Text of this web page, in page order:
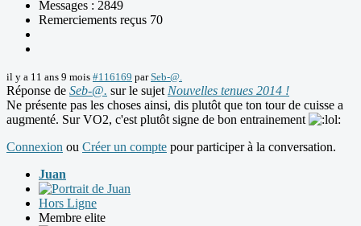
Messages : 2849
Remerciements reçus 70
il y a 11 ans 9 mois #116169 parSeb-@.
Réponse de Seb-@. sur le sujet Nouvelles tenues 2014 !
Ne présente pas les choses ainsi, dis plutôt que ton tour de cuisse a
augmenté. Sur VO2, c'est plutôt signe de bon entrainement
Connexion ou Créer un compte pour participer à la conversation.
Juan
Hors Ligne
Membre elite